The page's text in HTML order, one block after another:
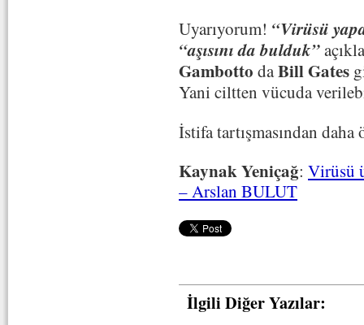
Uyarıyorum! “Virüsü
“aşısını da bulduk”
Gambotto daBill Gates
Yani ciltten vücuda
İstifa tartışmasından
Kaynak Yeniçağ: Virüsü
– Arslan BULUT
İlgili Diğer Yazılar: